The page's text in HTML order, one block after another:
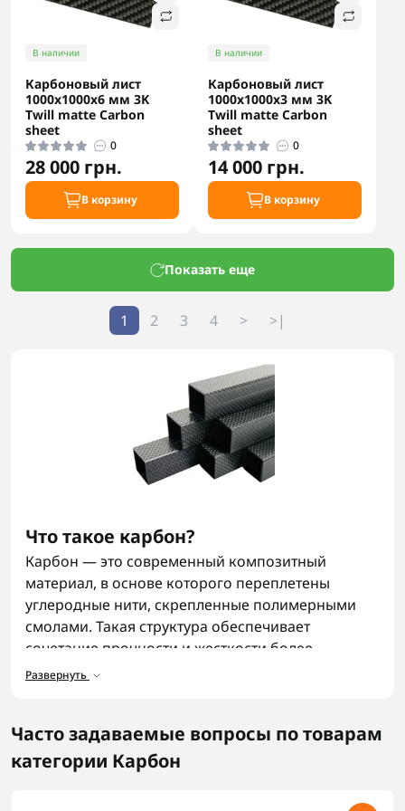
В наличии
Карбоновый лист
1000x1000x6 мм 3K
Twill matte Carbon
sheet
0
28 000 грн.
В корзину
В наличии
Карбоновый лист
1000x1000x3 мм 3K
Twill matte Carbon
sheet
0
14 000 грн.
В корзину
Показать еще
1 2 3 4 > >|
Что такое карбон?
Карбон — это современный композитный
материал, в основе которого переплетены
углеродные нити, скрепленные полимерными
смолами. Такая структура обеспечивает
сочетание прочности и жесткости более
высокой, чем у большинства металлов, и
выдерживать удары, падения и сложную
эксплуатацию, не перегружая конструкции, в
которых они используются.
Развернуть
Часто задаваемые вопросы по товарам
категории Карбон